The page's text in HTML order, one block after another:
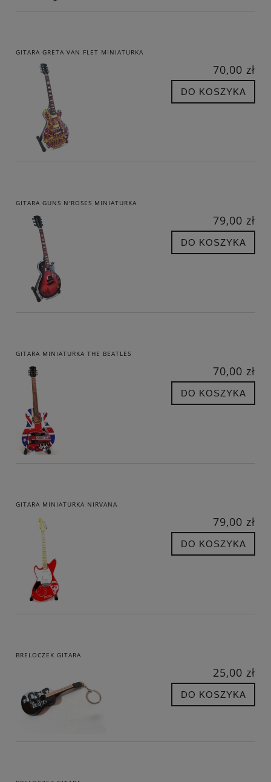
GITARA GRETA VAN FLET MINIATURKA
70,00 zł
DO KOSZYKA
GITARA GUNS N'ROSES MINIATURKA
79,00 zł
DO KOSZYKA
GITARA MINIATURKA THE BEATLES
70,00 zł
DO KOSZYKA
GITARA MINIATURKA NIRVANA
79,00 zł
DO KOSZYKA
BRELOCZEK GITARA
25,00 zł
DO KOSZYKA